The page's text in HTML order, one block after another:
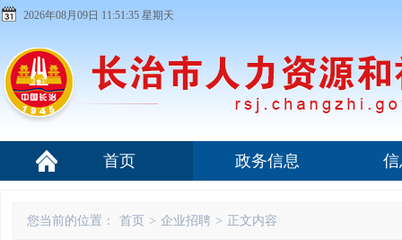
2026年08月09日 11:51:35 星期天
首页 政务信息
您当前的位置： 首页 > 企业招聘 > 正文内容